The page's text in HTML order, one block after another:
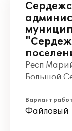
Респ
Большой
Вариант
Файловый